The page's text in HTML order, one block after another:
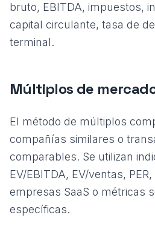
bruto, EBITDA, impuestos,
capital circulante, tasa de
terminal.
Múltiplos de
El método de múltiplos
compañías similares o
comparables. Se utilizan
EV/EBITDA, EV/ventas,
empresas SaaS o métricas
específicas.